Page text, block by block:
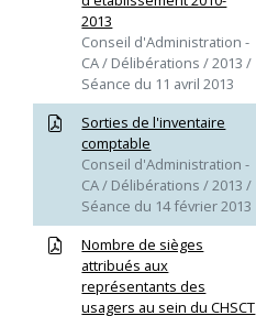
2013
Conseil d'Administration -
CA / Délibérations / 2013 /
Séance du 11 avril 2013
Sorties de l'inventaire
comptable
Conseil d'Administration -
CA / Délibérations / 2013 /
Séance du 14 février 2013
Nombre de sièges
attribués aux
représentants des
usagers au sein du CHSCT